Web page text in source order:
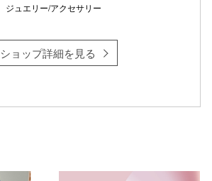
ジュエリー/アクセサリー
ショップ詳細を見る